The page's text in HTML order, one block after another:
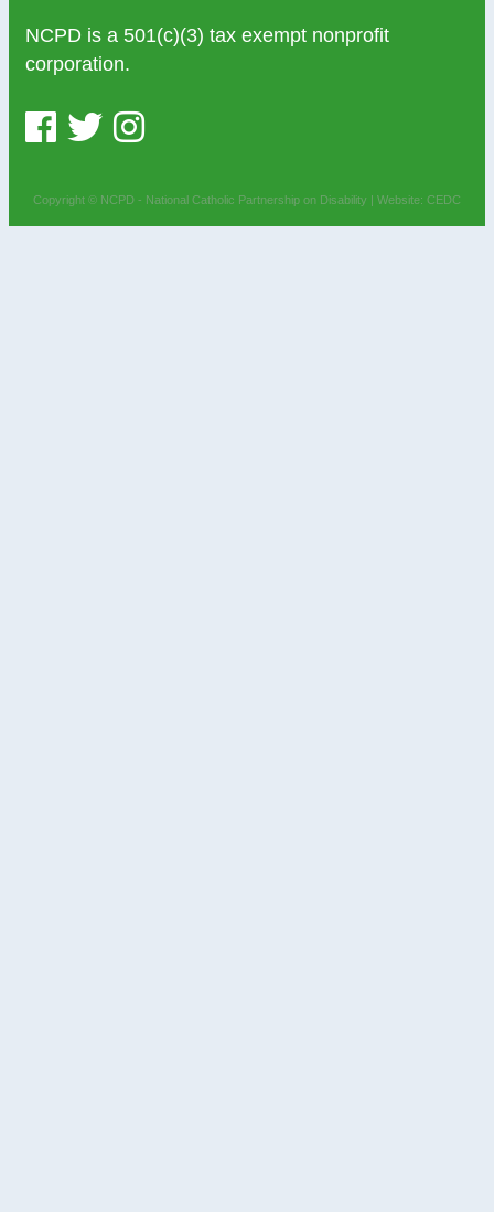
NCPD is a 501(c)(3) tax exempt nonprofit
corporation.
Copyright © NCPD - National Catholic Partnership on Disability | Website: CEDC